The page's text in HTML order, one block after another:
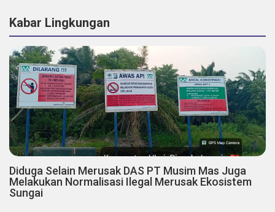
Kabar Lingkungan
Diduga Selain Merusak DAS PT Musim Mas Juga
Melakukan Normalisasi Ilegal Merusak Ekosistem
Sungai